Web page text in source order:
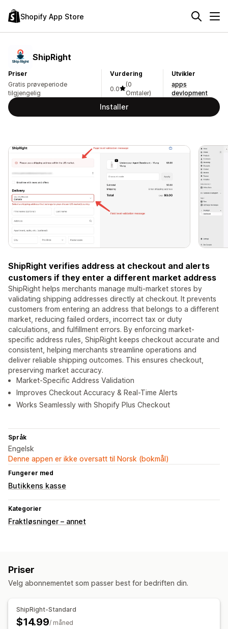
Shopify App Store
ShipRight
Priser
Gratis prøveperiode
tilgjengelig
Vurdering
0.0
(0
Omtaler)
Utvikler
apps
devlopment
Installer
ShipRight verifies address at checkout and alerts
customers if they enter a different market address
ShipRight helps merchants manage multi-market stores by
validating shipping addresses directly at checkout. It prevents
customers from entering an address that belongs to a different
market, reducing failed orders, incorrect tax or duty
calculations, and fulfillment errors. By enforcing market-
specific address rules, ShipRight keeps checkout accurate and
consistent, helping merchants streamline operations and
deliver reliable shipping outcomes. This ensures checkout,
preserving market accuracy.
Market-Specific Address Validation
Improves Checkout Accuracy & Real-Time Alerts
Works Seamlessly with Shopify Plus Checkout
Språk
Engelsk
Denne appen er ikke oversatt til Norsk (bokmål)
Fungerer med
Butikkens kasse
Kategorier
Fraktløsninger – annet
Priser
Velg abonnementet som passer best for bedriften din.
ShipRight-Standard
$14.99/ måned